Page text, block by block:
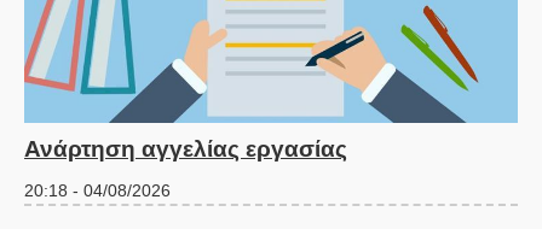
Ανάρτηση αγγελίας εργασίας
20:18 - 04/08/2026